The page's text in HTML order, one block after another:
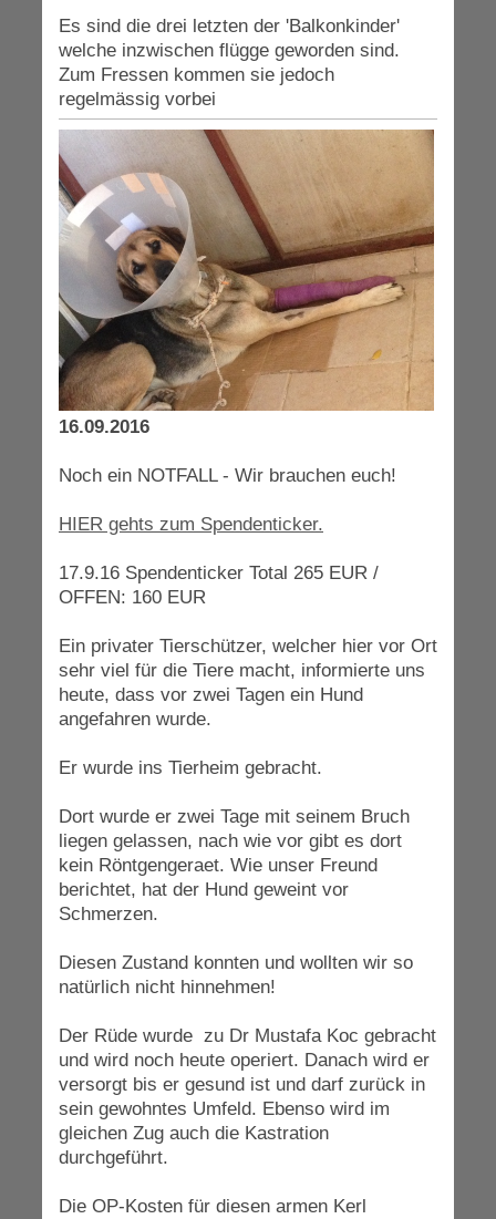
Es sind die drei letzten der 'Balkonkinder'
welche inzwischen flügge geworden sind.
Zum Fressen kommen sie jedoch
regelmässig vorbei
16.09.2016
Noch ein NOTFALL - Wir brauchen euch!
HIER gehts zum Spendenticker.
17.9.16 Spendenticker Total 265 EUR /
OFFEN: 160 EUR
Ein privater Tierschützer, welcher hier vor Ort
sehr viel für die Tiere macht, informierte uns
heute, dass vor zwei Tagen ein Hund
angefahren wurde.
Er wurde ins Tierheim gebracht.
Dort wurde er zwei Tage mit seinem Bruch
liegen gelassen, nach wie vor gibt es dort
kein Röntgengeraet. Wie unser Freund
berichtet, hat der Hund geweint vor
Schmerzen.
Diesen Zustand konnten und wollten wir so
natürlich nicht hinnehmen!
Der Rüde wurde zu Dr Mustafa Koc gebracht
und wird noch heute operiert. Danach wird er
versorgt bis er gesund ist und darf zurück in
sein gewohntes Umfeld. Ebenso wird im
gleichen Zug auch die Kastration
durchgeführt.
Die OP-Kosten für diesen armen Kerl